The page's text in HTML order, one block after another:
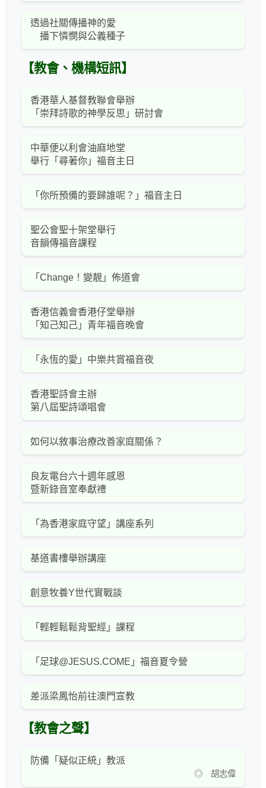
透過社關傳播神的愛
播下憐憫與公義種子
【教會、機構短訊】
香港華人基督教聯會舉辦
「崇拜詩歌的神學反思」研討會
中華便以利會油麻地堂
舉行「尋著你」福音主日
「你所預備的要歸誰呢？」福音主日
聖公會聖十架堂舉行
音韻傳福音課程
「Change！變靚」佈道會
香港信義會香港仔堂舉辦
「知己知己」青年福音晚會
「永恆的愛」中樂共賞福音夜
香港聖詩會主辦
第八屆聖詩頌唱會
如何以敘事治療改善家庭關係？
良友電台六十週年感恩
暨新錄音室奉獻禮
「為香港家庭守望」講座系列
基道書樓舉辦講座
創意牧養Y世代實戰談
「輕輕鬆鬆背聖經」課程
「足球@JESUS.COME」福音夏令營
差派梁鳳怡前往澳門宣教
【教會之聲】
防備「疑似正統」教派
◎ 胡志偉